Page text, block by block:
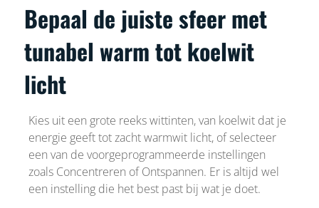
Bepaal de juiste sfeer met
tunabel warm tot koelwit
licht
Kies uit een grote reeks wittinten, van koelwit dat je
energie geeft tot zacht warmwit licht, of selecteer
een van de voorgeprogrammeerde instellingen
zoals Concentreren of Ontspannen. Er is altijd wel
een instelling die het best past bij wat je doet.